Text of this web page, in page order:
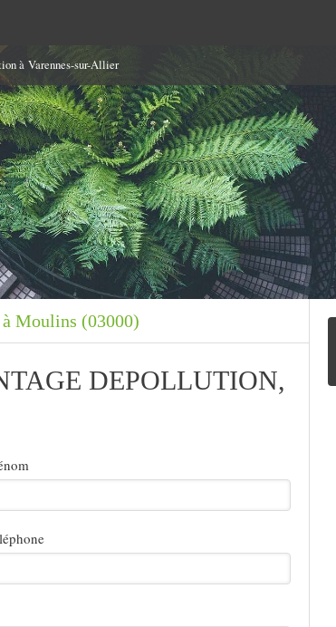
à Varennes-sur-Allier
Moulins (03000)
DEPOLLUTION,